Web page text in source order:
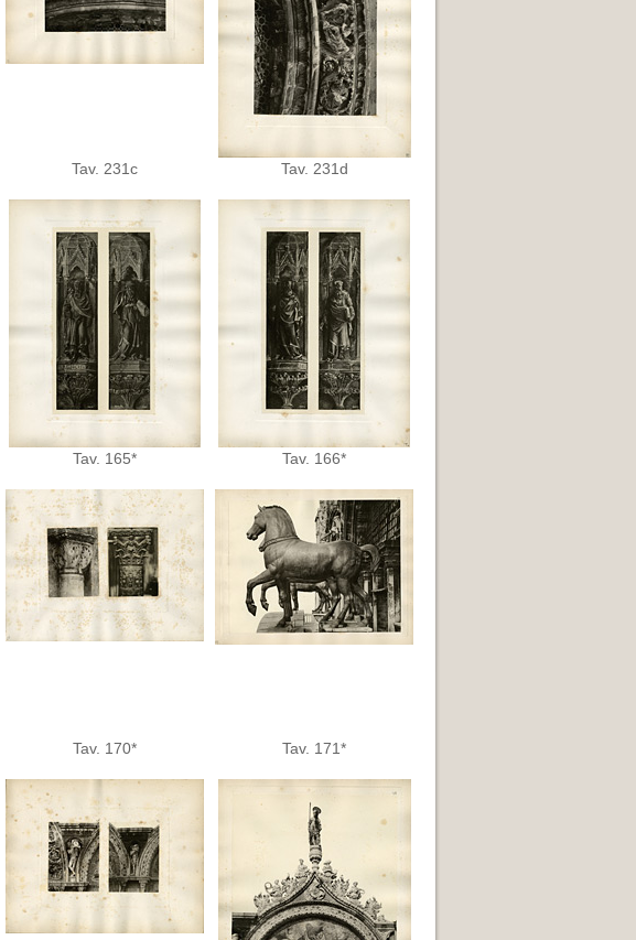
Tav. 231c Tav. 231d
Tav. 165* Tav. 166*
Tav. 170* Tav. 171*